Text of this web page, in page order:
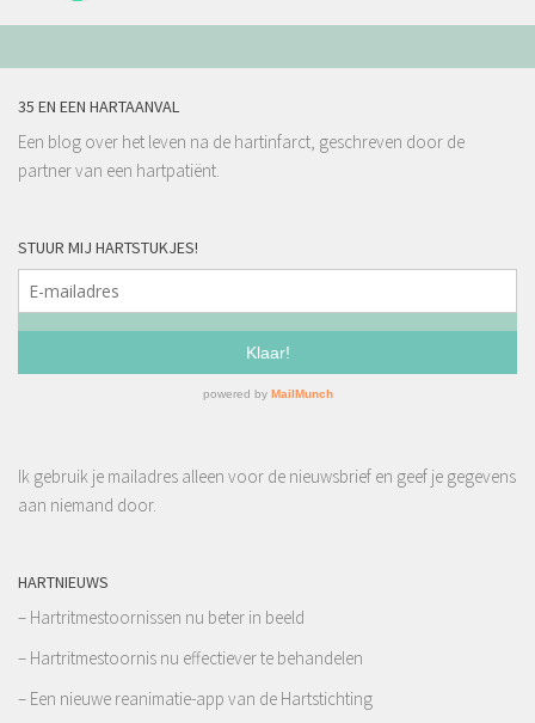
35 EN EEN HARTAANVAL
Een blog over het leven na de hartinfarct, geschreven door de
partner van een hartpatiënt.
STUUR MIJ HARTSTUKJES!
Ik gebruik je mailadres alleen voor de nieuwsbrief en geef je gegevens
aan niemand door.
HARTNIEUWS
– Hartritmestoornissen nu beter in beeld
– Hartritmestoornis nu effectiever te behandelen
– Een nieuwe reanimatie-app van de Hartstichting